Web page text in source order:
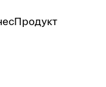
Продукт